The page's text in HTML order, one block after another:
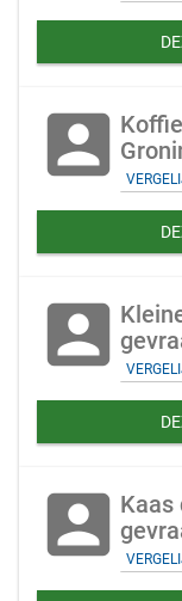
account_box
account_box
account_box Kaas